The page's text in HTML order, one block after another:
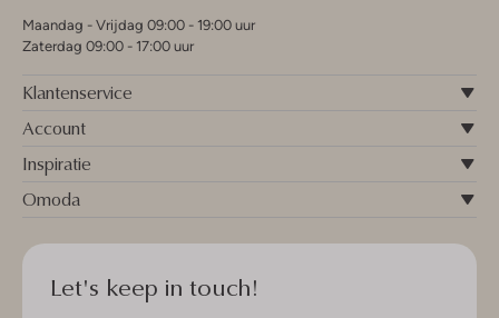
Maandag - Vrijdag 09:00 - 19:00 uur
Zaterdag 09:00 - 17:00 uur
Klantenservice
Account
Inspiratie
Omoda
Let's keep in touch!